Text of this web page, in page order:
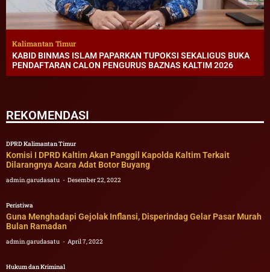
Kalimantan Timur
KABID BINMAS ISLAM PAPARKAN TUPOKSI SEKALIGUS BUKA
PENDAFTARAN CALON PENGURUS BAZNAS KALTIM 2026
REKOMENDASI
DPRD Kalimantan Timur
Komisi I DPRD Kaltim Akan Panggil Kapolda Kaltim Terkait
Dilarangnya Acara Adat Botor Buyang
admin.garudasatu Desember 22, 2022
Peristiwa
Guna Menghadapi Gejolak Inflansi, Disperindag Gelar Pasar Murah
Bulan Ramadan
admin.garudasatu April 7, 2022
Hukum dan Kriminal